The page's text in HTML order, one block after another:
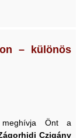
– különös
meghívja Önt a
Czigány